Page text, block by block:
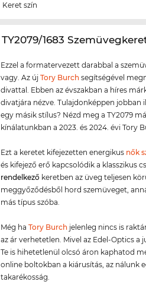
Keret szín
‌TY2079/1683
Ezzel a formatervezett darabbal a
vagy. Az újTory Burch segítségével
divattal. Ebben az évszakban a híres
divatjára nézve. Tulajdonképpen jobban
egy másik stílus? Nézd meg a TY2079
kínálatunkban a 2023. és 2024. évi Tory
Ezt a keretet kifejezetten energikus nők
és kifejező erő kapcsolódik a klasszikus
rendelkező keretben az üveg teljesen
meggyőződésből hord szemüveget,
más típus szóba.
Még haTory Burch jelenleg nincs is
az ár verhetetlen. Mivel az Edel-Optics a
Te is hihetetlenül olcsó áron kaphatod
online boltokban a kiárusítás, az nálunk
takarékosság.